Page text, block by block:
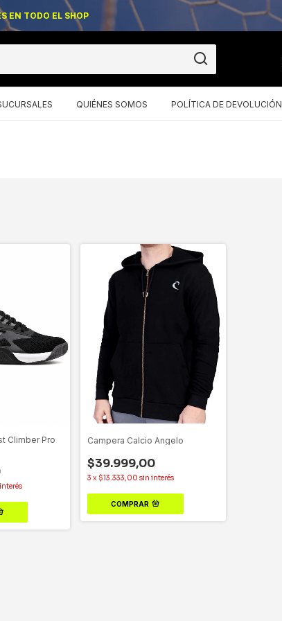
EN TODO EL SHOP
QUIÉNES SOMOS POLÍTICA DE DEVOLUCIÓN
Climber Pro
Campera Calcio Angelo
$39.999,00
3 x $13.333,00 sin interés
COMPRAR